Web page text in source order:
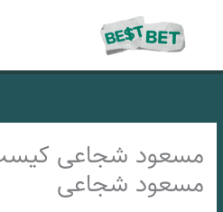
مسعود شجاعی
مسعود شجاعی